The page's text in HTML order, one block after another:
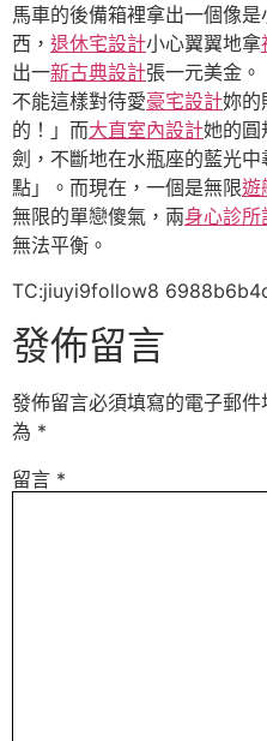
馬車的後備箱裡拿出一個像是
西， 退休宅設計小心翼翼地拿
出一新古典設計張一元美金。
不能這樣對待愛豪宅設計妳的
的！」而大直室內設計她的圓
劍，不斷地在水瓶座的藍光
點」。而現在，一個是無限遊
無限的單戀傻氣，兩身心診所
無法平衡。
TC:jiuyi9follow8
發佈留言
發佈留言必須填寫的電子郵件
為 *
留言 *